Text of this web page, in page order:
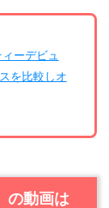
ーデビュ
を比較しオ
の動画は